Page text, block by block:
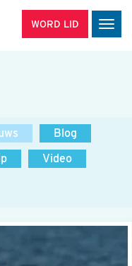
WORD LID
Blog
Video